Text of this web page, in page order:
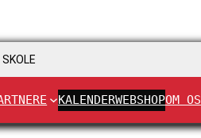
SKOLE
KALENDERWEBSHOPOM OS